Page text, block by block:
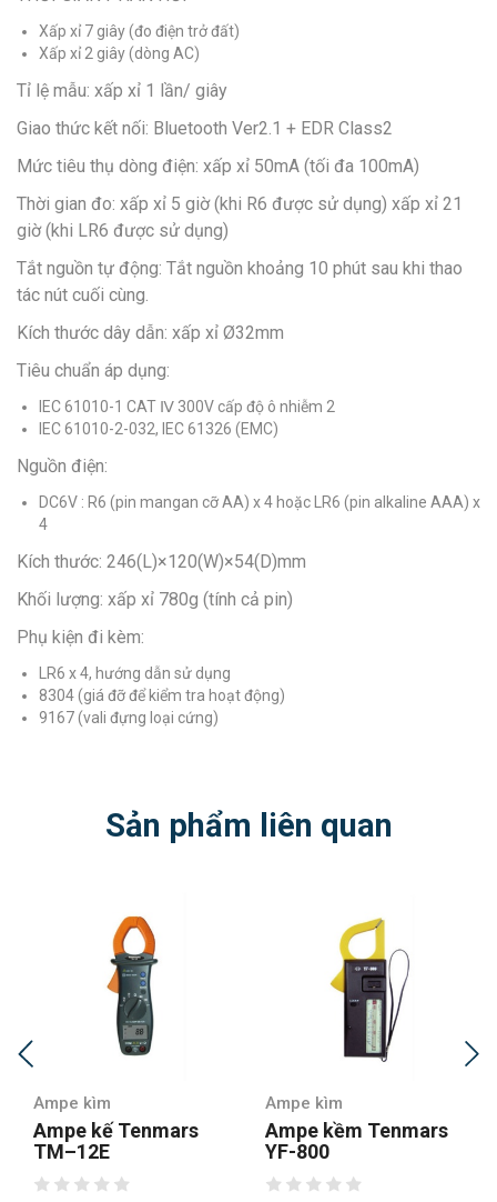
Xấp xỉ 7 giây (đo điện trở đất)
Xấp xỉ 2 giây (dòng AC)
Tỉ lệ mẫu: xấp xỉ 1 lần/ giây
Giao thức kết nối: Bluetooth Ver2.1 + EDR Class2
Mức tiêu thụ dòng điện: xấp xỉ 50mA (tối đa 100mA)
Thời gian đo: xấp xỉ 5 giờ (khi R6 được sử dụng) xấp xỉ 21
giờ (khi LR6 được sử dụng)
Tắt nguồn tự động: Tắt nguồn khoảng 10 phút sau khi thao
tác nút cuối cùng.
Kích thước dây dẫn: xấp xỉ Ø32mm
Tiêu chuẩn áp dụng:
IEC 61010-1 CAT Ⅳ 300V cấp độ ô nhiễm 2
IEC 61010-2-032, IEC 61326 (EMC)
Nguồn điện:
DC6V : R6 (pin mangan cỡ AA) x 4 hoặc LR6 (pin alkaline AAA) x
4
Kích thước: 246(L)×120(W)×54(D)mm
Khối lượng: xấp xỉ 780g (tính cả pin)
Phụ kiện đi kèm:
LR6 x 4, hướng dẫn sử dụng
8304 (giá đỡ để kiểm tra hoạt động)
9167 (vali đựng loại cứng)
Sản phẩm liên quan
Ampe kìm
Ampe kế Tenmars
TM–12E
Ampe kìm
Ampe kềm Tenmars
YF-800